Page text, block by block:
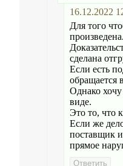
16.12.2022
Для того
произведена.
сделана
Если есть
обращается
Однако
виде.
Это то, что
Если же
поставщик
прямое